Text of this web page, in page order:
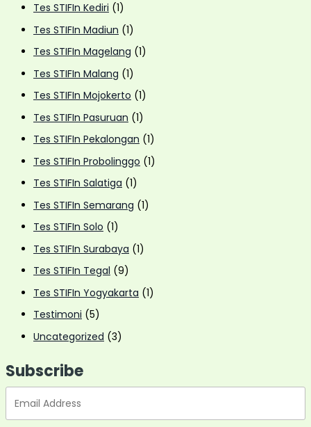
Tes STIFIn Kediri (1)
Tes STIFIn Madiun (1)
Tes STIFIn Magelang (1)
Tes STIFIn Malang (1)
Tes STIFIn Mojokerto (1)
Tes STIFIn Pasuruan (1)
Tes STIFIn Pekalongan (1)
Tes STIFIn Probolinggo (1)
Tes STIFIn Salatiga (1)
Tes STIFIn Semarang (1)
Tes STIFIn Solo (1)
Tes STIFIn Surabaya (1)
Tes STIFIn Tegal (9)
Tes STIFIn Yogyakarta (1)
Testimoni (5)
Uncategorized (3)
Subscribe